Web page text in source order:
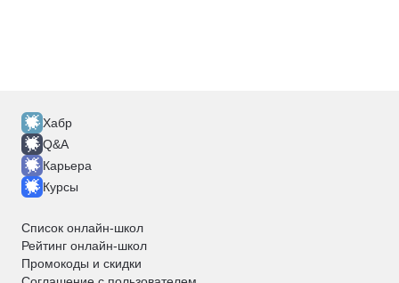
Хабр
Q&A
Карьера
Курсы
Список онлайн-школ
Рейтинг онлайн-школ
Промокоды и скидки